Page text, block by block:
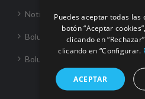
Noticias
Boluda Towage
Boluda Shipping
Puedes aceptar todas las
botón “Aceptar
clicando en
clicando en “Configurar.
ACEPTAR